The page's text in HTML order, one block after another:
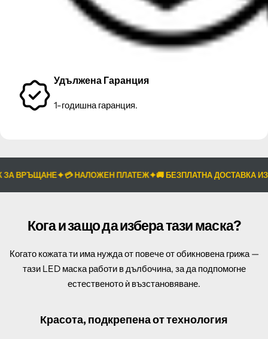
Удължена Гаранция
1-годишна гаранция.
ВРЪЩАНЕ 💳 НАЛОЖЕН ПЛАТЕЖ 🚚 БЕЗПЛАТНА ДОСТАВКА ИЗ
Кога и защо да избера тази маска?
Когато кожата ти има нужда от повече от обикновена грижа —
тази LED маска работи в дълбочина, за да подпомогне
естественото ѝ възстановяване.
Красота, подкрепена от технология